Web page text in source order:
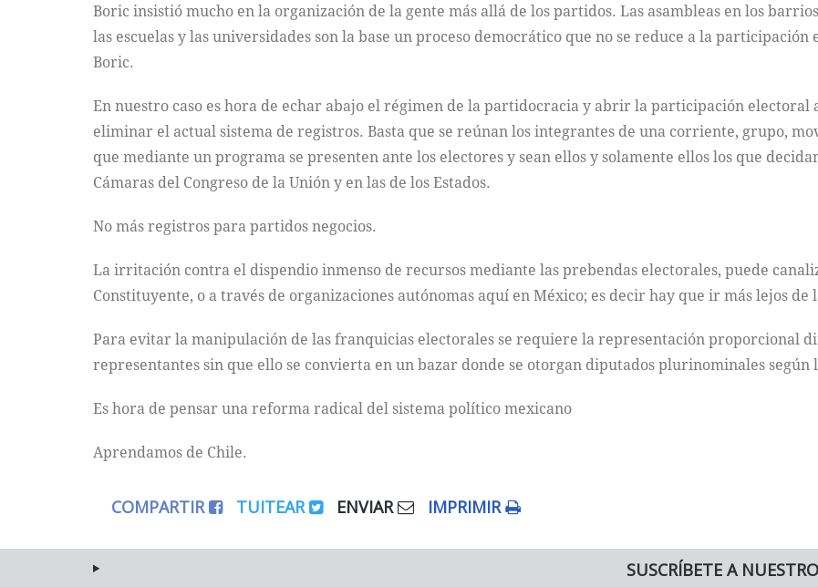
Boric insistió mucho en la organización de la gente más allá de los partidos. Las asambleas en los
las escuelas y las universidades son la base un proceso democrático que no se reduce a la
Boric.
En nuestro caso es hora de echar abajo el régimen de la partidocracia y abrir la participación electoral
eliminar el actual sistema de registros. Basta que se reúnan los integrantes de una corriente, grupo,
que mediante un programa se presenten ante los electores y sean ellos y solamente ellos los que
Cámaras del Congreso de la Unión y en las de los Estados.
No más registros para partidos negocios.
La irritación contra el dispendio inmenso de recursos mediante las prebendas electorales, puede
Constituyente, o a través de organizaciones autónomas aquí en México; es decir hay que ir más lejos
Para evitar la manipulación de las franquicias electorales se requiere la representación proporcional
representantes sin que ello se convierta en un bazar donde se otorgan diputados plurinominales según
Es hora de pensar una reforma radical del sistema político mexicano
Aprendamos de Chile.
COMPARTIR TUITEAR ENVIAR IMPRIMIR
SUSCRÍBETE A